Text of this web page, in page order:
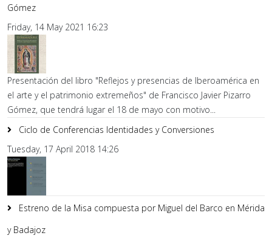
Gómez
Friday, 14 May 2021 16:23
Presentación del libro "Reflejos y presencias de Iberoamérica en
el arte y el patrimonio extremeños" de Francisco Javier Pizarro
Gómez, que tendrá lugar el 18 de mayo con motivo...
Ciclo de Conferencias Identidades y Conversiones
Tuesday, 17 April 2018 14:26
Estreno de la Misa compuesta por Miguel del Barco en Mérida
y Badajoz